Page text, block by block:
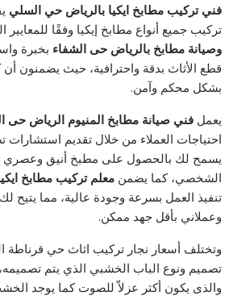
فني تركيب مطابخ ايكيا بالرياض حي السلي
تركيب جميع أنواع مطابخ إيكيا وفقًا للمعايير
وصيانة مطابخ بالرياض حى الشفاء بخبرة
قطع الأثاث بدقة واحترافية، حيث يضمنون أن
بشكل محكم وآمن.
يعملفني صيانة مطابخ المنيوم الرياض حى
احتياجات العملاء من خلال تقديم
يسمح لك بالحصول على مطبخ أنيق وعصري
الشخصي، كما يضمنمعلم تركيب مطابخ
تنفيذ العمل بسرعة وجودة عالية، مما يتيح
وعملاني بأقل جهد ممكن.
وتختلف أسعار نجار تركيب اثاث حي
تصميم ونوع الباب الخشبي الذي يتم
والذى يكون أكثر عزلاّ للصوت كما يوجد